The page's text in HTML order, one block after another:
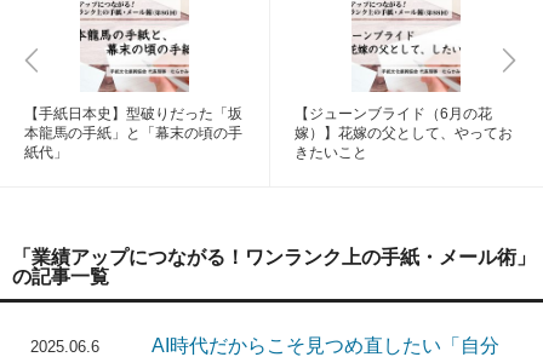
【手紙日本史】型破りだった「坂
本龍馬の手紙」と「幕末の頃の手
紙代」
【ジューンブライド（6月の花
嫁）】花嫁の父として、やってお
きたいこと
「業績アップにつながる！ワンランク上の手紙・メール術」
の記事一覧
2025.06.6
AI時代だからこそ見つめ直したい「自分